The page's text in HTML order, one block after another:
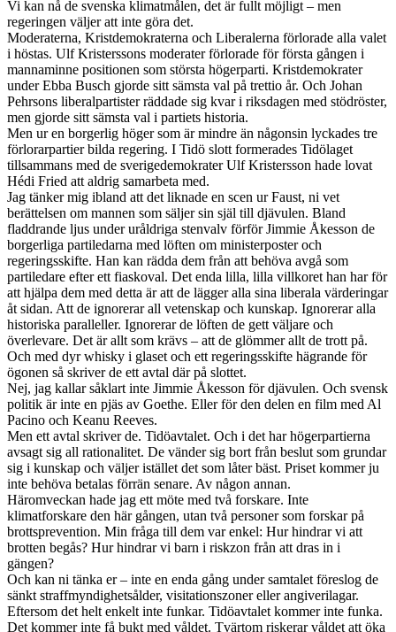
Vi kan nå de svenska klimatmålen, det är fullt möjligt – men
regeringen väljer att inte göra det.
Moderaterna, Kristdemokraterna och Liberalerna förlorade alla valet
i höstas. Ulf Kristerssons moderater förlorade för första gången i
mannaminne positionen som största högerparti. Kristdemokrater
under Ebba Busch gjorde sitt sämsta val på trettio år. Och Johan
Pehrsons liberalpartister räddade sig kvar i riksdagen med stödröster,
men gjorde sitt sämsta val i partiets historia.
Men ur en borgerlig höger som är mindre än någonsin lyckades tre
förlorarpartier bilda regering. I Tidö slott formerades Tidölaget
tillsammans med de sverigedemokrater Ulf Kristersson hade lovat
Hédi Fried att aldrig samarbeta med.
Jag tänker mig ibland att det liknade en scen ur Faust, ni vet
berättelsen om mannen som säljer sin själ till djävulen. Bland
fladdrande ljus under uråldriga stenvalv förför Jimmie Åkesson de
borgerliga partiledarna med löften om ministerposter och
regeringsskifte. Han kan rädda dem från att behöva avgå som
partiledare efter ett fiaskoval. Det enda lilla, lilla villkoret han har för
att hjälpa dem med detta är att de lägger alla sina liberala värderingar
åt sidan. Att de ignorerar all vetenskap och kunskap. Ignorerar alla
historiska paralleller. Ignorerar de löften de gett väljare och
överlevare. Det är allt som krävs – att de glömmer allt de trott på.
Och med dyr whisky i glaset och ett regeringsskifte hägrande för
ögonen så skriver de ett avtal där på slottet.
Nej, jag kallar såklart inte Jimmie Åkesson för djävulen. Och svensk
politik är inte en pjäs av Goethe. Eller för den delen en film med Al
Pacino och Keanu Reeves.
Men ett avtal skriver de. Tidöavtalet. Och i det har högerpartierna
avsagt sig all rationalitet. De vänder sig bort från beslut som grundar
sig i kunskap och väljer istället det som låter bäst. Priset kommer ju
inte behöva betalas förrän senare. Av någon annan.
Häromveckan hade jag ett möte med två forskare. Inte
klimatforskare den här gången, utan två personer som forskar på
brottsprevention. Min fråga till dem var enkel: Hur hindrar vi att
brotten begås? Hur hindrar vi barn i riskzon från att dras in i
gängen?
Och kan ni tänka er – inte en enda gång under samtalet föreslog de
sänkt straffmyndighetsålder, visitationszoner eller angiverilagar.
Eftersom det helt enkelt inte funkar. Tidöavtalet kommer inte funka.
Det kommer inte få bukt med våldet. Tvärtom riskerar våldet att öka